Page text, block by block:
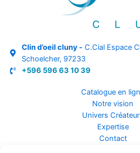
Clin d’oeil cluny - C.Cial Espace
Schoelcher, 97233
+596 596 63 10 39
Catalogue en
Notre vision
Univers
Expertise
Contact